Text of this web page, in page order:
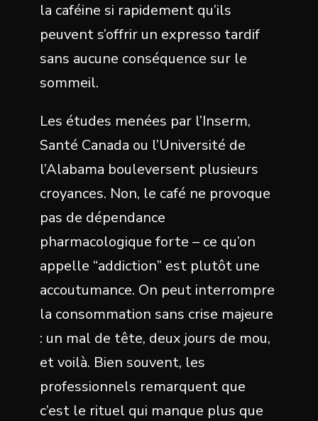
la caféine si rapidement qu’ils
peuvent s’offrir un expresso tardif
sans aucune conséquence sur le
sommeil.
Les études menées par l’Inserm,
Santé Canada ou l’Université de
l’Alabama bouleversent plusieurs
croyances. Non, le café ne provoque
pas de dépendance
pharmacologique forte – ce qu’on
appelle “addiction” est plutôt une
accoutumance. On peut interrompre
la consommation sans crise majeure
: un mal de tête, deux jours de mou,
et voilà. Bien souvent, les
professionnels remarquent que
c’est le rituel qui manque plus que